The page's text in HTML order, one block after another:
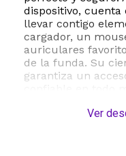
dispositivo, cuenta
llevar contigo
cargador, un
auriculares
de la funda. Su
garantiza un
Esta fundaVer